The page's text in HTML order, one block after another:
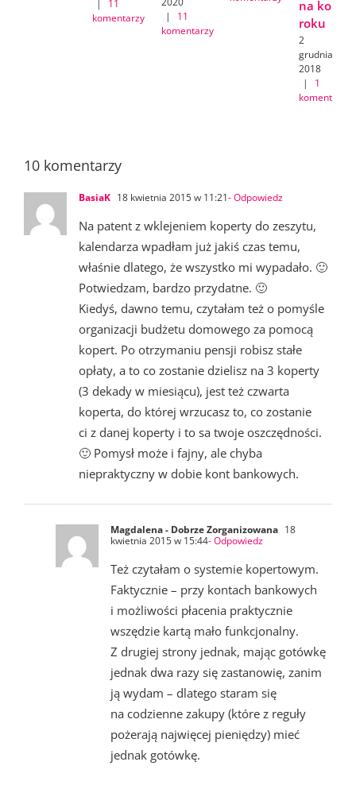
|
11
komentarzy
|
11
komentarzy
na koniec
roku
2
grudnia
2018
|
1
komentarz
10 komentarzy
BasiaK 18 kwietnia 2015 w 11:21- Odpowiedz
Na patent z wklejeniem koperty do zeszytu,
kalendarza wpadłam już jakiś czas temu,
właśnie dlatego, że wszystko mi wypadało. 🙂
Potwiedzam, bardzo przydatne. 🙂
Kiedyś, dawno temu, czytałam też o pomyśle
organizacji budżetu domowego za pomocą
kopert. Po otrzymaniu pensji robisz stałe
opłaty, a to co zostanie dzielisz na 3 koperty
(3 dekady w miesiącu), jest też czwarta
koperta, do której wrzucasz to, co zostanie
ci z danej koperty i to sa twoje oszczędności.
🙂 Pomysł może i fajny, ale chyba
niepraktyczny w dobie kont bankowych.
Magdalena - Dobrze Zorganizowana 18
kwietnia 2015 w 15:44- Odpowiedz
Też czytałam o systemie kopertowym.
Faktycznie – przy kontach bankowych
i możliwości płacenia praktycznie
wszędzie kartą mało funkcjonalny.
Z drugiej strony jednak, mając gotówkę
jednak dwa razy się zastanowię, zanim
ją wydam – dlatego staram się
na codzienne zakupy (które z reguły
pożerają najwięcej pieniędzy) mieć
jednak gotówkę.